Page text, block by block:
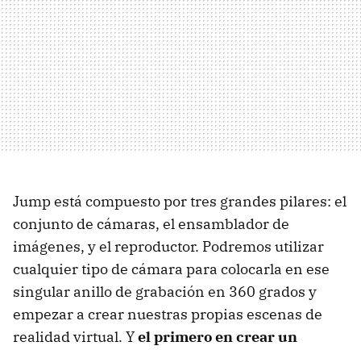
Jump está compuesto por tres grandes pilares: el
conjunto de cámaras, el ensamblador de
imágenes, y el reproductor. Podremos utilizar
cualquier tipo de cámara para colocarla en ese
singular anillo de grabación en 360 grados y
empezar a crear nuestras propias escenas de
realidad virtual. Yel primero en crear un